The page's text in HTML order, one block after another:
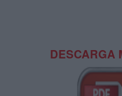
DESCARGA